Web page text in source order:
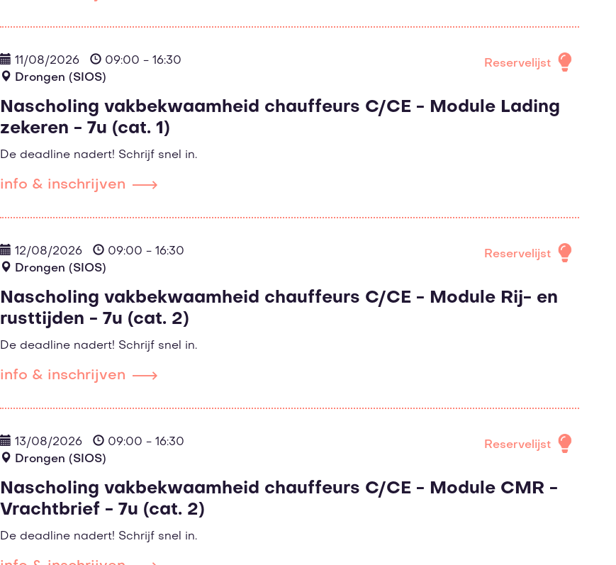
Reservelijst
11/08/2026
09:00 - 16:30
Drongen (SIOS)
Nascholing vakbekwaamheid chauffeurs C/CE - Module Lading
zekeren - 7u (cat. 1)
De deadline nadert! Schrijf snel in.
info & inschrijven
Reservelijst
12/08/2026
09:00 - 16:30
Drongen (SIOS)
Nascholing vakbekwaamheid chauffeurs C/CE - Module Rij- en
rusttijden - 7u (cat. 2)
De deadline nadert! Schrijf snel in.
info & inschrijven
Reservelijst
13/08/2026
09:00 - 16:30
Drongen (SIOS)
Nascholing vakbekwaamheid chauffeurs C/CE - Module CMR -
Vrachtbrief - 7u (cat. 2)
De deadline nadert! Schrijf snel in.